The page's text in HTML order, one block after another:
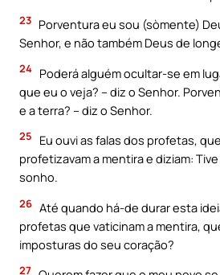
23 Porventura eu sou (sòmente)
Senhor, e não também Deus de
24 Poderá alguém ocultar-se em
que eu o veja? – diz o Senhor.
e a terra? – diz o Senhor.
25
Eu ouvi as falas dos profetas,
profetizavam a mentira e diziam:
sonho.
26 Até quando há-de durar esta
profetas que vaticinam a mentira,
imposturas do seu coração?
27